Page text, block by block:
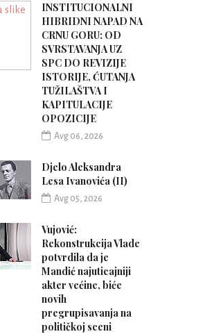
INSTITUCIONALNI
HIBRIDNI NAPAD NA
CRNU GORU: OD
SVRSTAVANJA UZ
SPC DO REVIZIJE
ISTORIJE, ĆUTANJA
TUŽILAŠTVA I
KAPITULACIJE
OPOZICIJE
Avg 06, 2026
Djelo Aleksandra
Lesa Ivanovića (II)
Avg 05, 2026
Vujović:
Rekonstrukcija Vlade
potvrdila da je
Mandić najuticajniji
akter većine, biće
novih
pregrupisavanja na
političkoj sceni